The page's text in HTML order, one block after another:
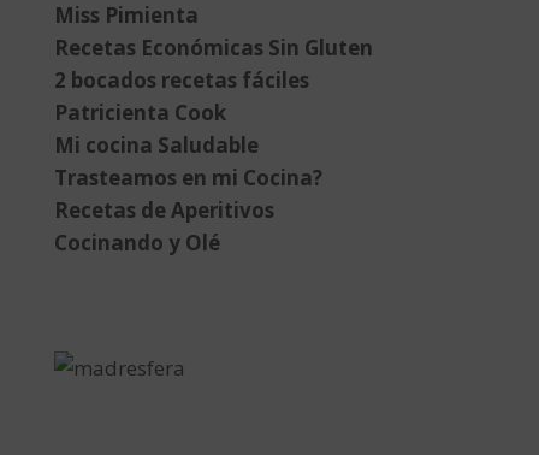
Miss Pimienta
Recetas Económicas Sin Gluten
2 bocados recetas fáciles
Patricienta Cook
Mi cocina Saludable
Trasteamos en mi Cocina?
Recetas de Aperitivos
Cocinando y Olé